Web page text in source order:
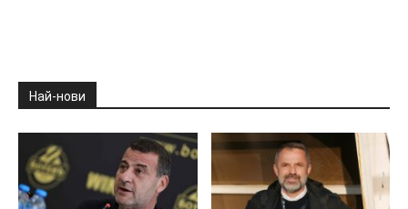
Най-нови